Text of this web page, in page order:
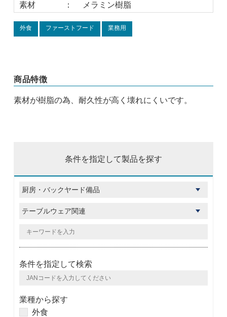
素材 ： メラミン樹脂
外食 ファーストフード 業務用
商品特徴
素材が樹脂の為、耐久性が高く壊れにくいです。
条件を指定して製品を探す
条件を指定して検索
業種から探す
外食